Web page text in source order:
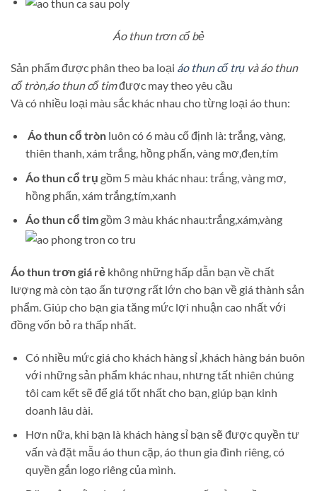
Áo thun trơn cổ bẻ
Sản phẩm được phân theo ba loại áo thun cổ trụ và áo thun
cổ tròn,áo thun cổ timđược may theo yêu cầu
Và có nhiều loại màu sắc khác nhau cho từng loại áo thun:
Áo thun cổ trònluôn có 6 màu cố định là: trắng, vàng,
thiên thanh, xám trắng, hồng phấn, vàng mơ,đen,tím
Áo thun cổ trụ gồm 5 màu khác nhau: trắng, vàng mơ,
hồng phấn, xám trắng,tím,xanh
Áo thun cổ timgồm 3 màu khác nhau:trắng,xám,vàng
Áo thun trơn giá rẻ không những hấp dẫn bạn về chất
lượng mà còn tạo ấn tượng rất lớn cho bạn về giá thành sản
phẩm. Giúp cho bạn gia tăng mức lợi nhuận cao nhất với
đồng vốn bỏ ra thấp nhất.
Có nhiều mức giá cho khách hàng sỉ ,khách hàng bán buôn
với những sản phẩm khác nhau, nhưng tất nhiên chúng
tôi cam kết sẽ để giá tốt nhất cho bạn, giúp bạn kinh
doanh lâu dài.
Hơn nữa, khi bạn là khách hàng sỉ bạn sẽ được quyền tư
vấn và đặt mẫu áo thun cặp, áo thun gia đình riêng, có
quyền gắn logo riêng của mình.